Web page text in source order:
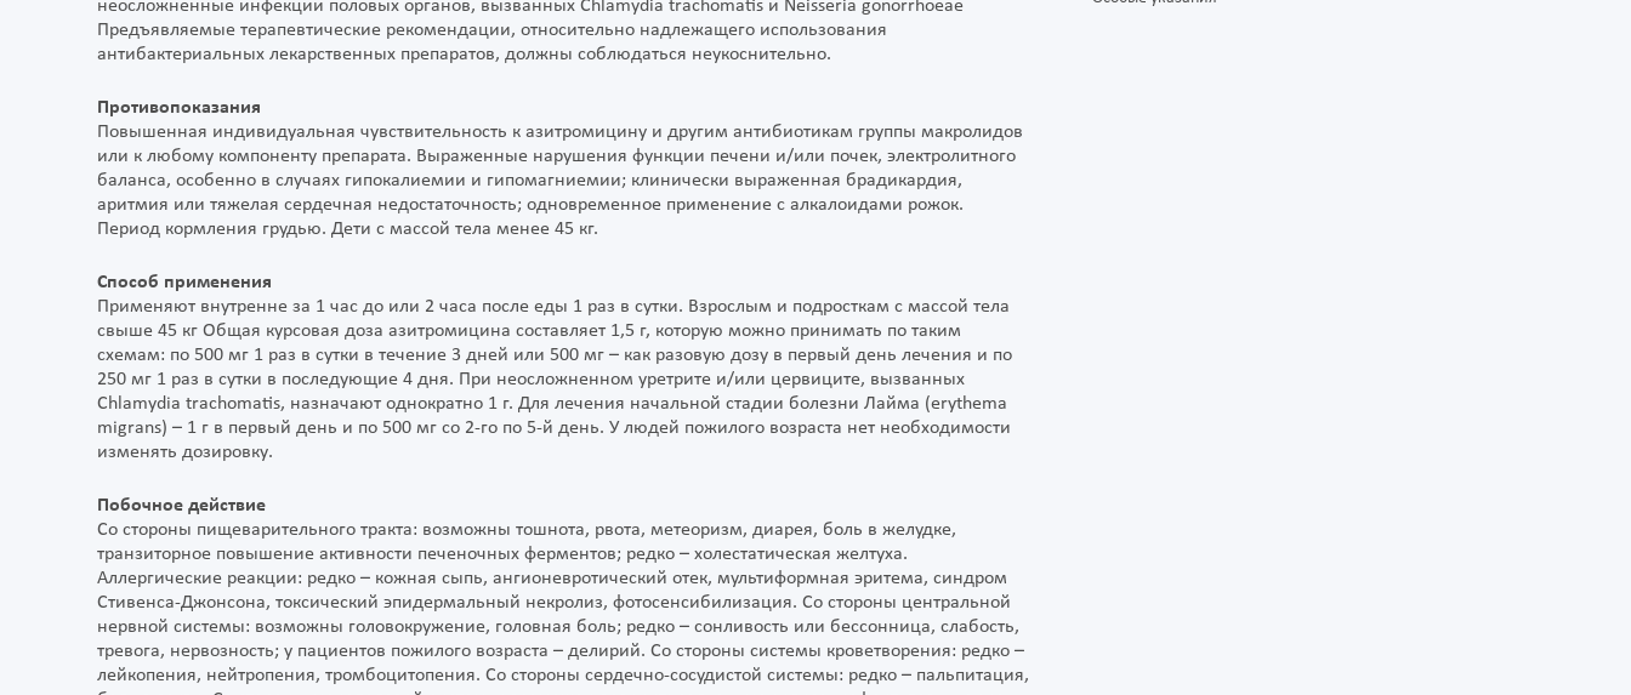
неосложненные инфекции половых органов, вызванных Chlamydia trachomatis и Neisseria gonorrhoeae
Предъявляемые терапевтические рекомендации, относительно надлежащего использования
антибактериальных лекарственных препаратов, должны соблюдаться неукоснительно.
Противопоказания
Повышенная индивидуальная чувствительность к азитромицину и другим антибиотикам группы макролидов
или к любому компоненту препарата. Выраженные нарушения функции печени и/или почек, электролитного
баланса, особенно в случаях гипокалиемии и гипомагниемии; клинически выраженная брадикардия,
аритмия или тяжелая сердечная недостаточность; одновременное применение с алкалоидами рожок.
Период кормления грудью. Дети с массой тела менее 45 кг.
Способ применения
Применяют внутренне за 1 час до или 2 часа после еды 1 раз в сутки. Взрослым и подросткам с массой тела
свыше 45 кг Общая курсовая доза азитромицина составляет 1,5 г, которую можно принимать по таким
схемам: по 500 мг 1 раз в сутки в течение 3 дней или 500 мг – как разовую дозу в первый день лечения и по
250 мг 1 раз в сутки в последующие 4 дня. При неосложненном уретрите и/или цервиците, вызванных
Chlamydia trachomatis, назначают однократно 1 г. Для лечения начальной стадии болезни Лайма (erythema
migrans) – 1 г в первый день и по 500 мг со 2-го по 5-й день. У людей пожилого возраста нет необходимости
изменять дозировку.
Побочное действие
Со стороны пищеварительного тракта: возможны тошнота, рвота, метеоризм, диарея, боль в желудке,
транзиторное повышение активности печеночных ферментов; редко – холестатическая желтуха.
Аллергические реакции: редко – кожная сыпь, ангионевротический отек, мультиформная эритема, синдром
Стивенса-Джонсона, токсический эпидермальный некролиз, фотосенсибилизация. Со стороны центральной
нервной системы: возможны головокружение, головная боль; редко – сонливость или бессонница, слабость,
тревога, нервозность; у пациентов пожилого возраста – делирий. Со стороны системы кроветворения: редко –
лейкопения, нейтропения, тромбоцитопения. Со стороны сердечно-сосудистой системы: редко – пальпитация,